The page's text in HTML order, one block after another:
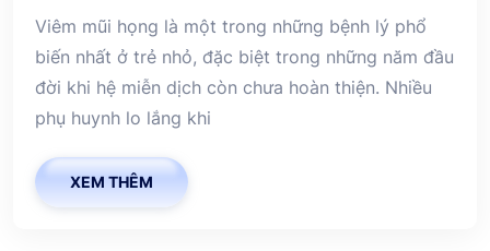
Viêm mũi họng là một trong những bệnh lý phổ
biến nhất ở trẻ nhỏ, đặc biệt trong những năm đầu
đời khi hệ miễn dịch còn chưa hoàn thiện. Nhiều
phụ huynh lo lắng khi
XEM THÊM